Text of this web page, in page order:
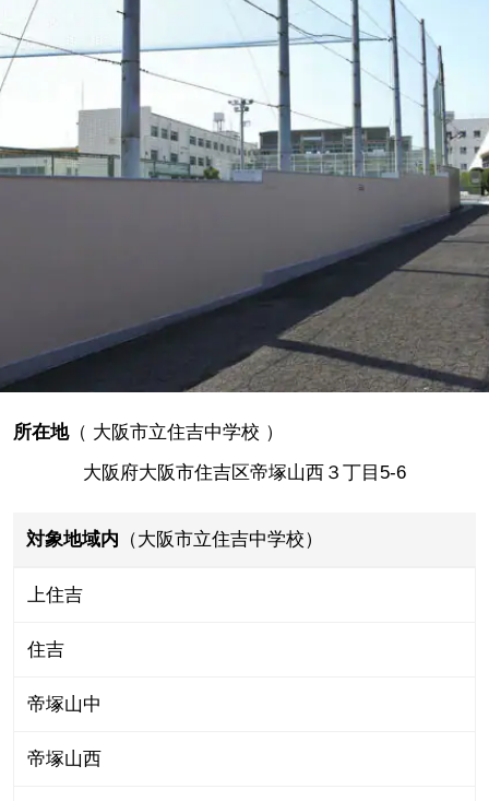
所在地（ 大阪市立住吉中学校 ）
大阪府大阪市住吉区帝塚山西３丁目5-6
対象地域内 （大阪市立住吉中学校）
上住吉
住吉
帝塚山中
帝塚山西